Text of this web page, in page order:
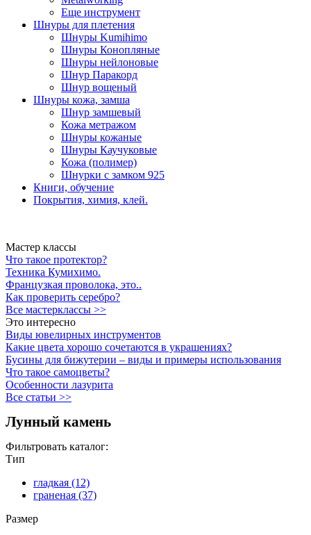
Еще инструмент
Шнуры для плетения
Шнуры Kumihimo
Шнуры Конопляные
Шнуры нейлоновые
Шнур Паракорд
Шнур вощеный
Шнуры кожа, замша
Шнур замшевый
Кожа метражом
Шнуры кожаные
Шнуры Каучуковые
Кожа (полимер)
Шнурки с замком 925
Книги, обучение
Покрытия, химия, клей.
Мастер классы
Что такое протектор?
Техника Кумихимо.
Французкая проволока, это..
Как проверить серебро?
Все мастерклассы >>
Это интересно
Виды ювелирных инструментов
Какие цвета хорошо сочетаются в украшениях?
Бусины для бижутерии – виды и примеры использования
Что такое самоцветы?
Особенности лазурита
Все статьи >>
Лунный камень
Фильтровать каталог:
Тип
гладкая (12)
граненая (37)
Размер